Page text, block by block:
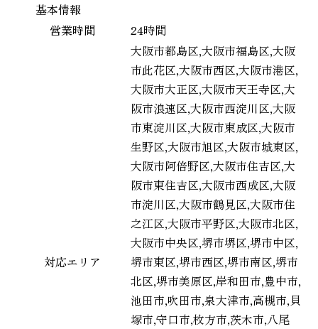
基本情報
営業時間
24時間
対応エリア
大阪市都島区,大阪市福島区,大阪
市此花区,大阪市西区,大阪市港区,
大阪市大正区,大阪市天王寺区,大
阪市浪速区,大阪市西淀川区,大阪
市東淀川区,大阪市東成区,大阪市
生野区,大阪市旭区,大阪市城東区,
大阪市阿倍野区,大阪市住吉区,大
阪市東住吉区,大阪市西成区,大阪
市淀川区,大阪市鶴見区,大阪市住
之江区,大阪市平野区,大阪市北区,
大阪市中央区,堺市堺区,堺市中区,
堺市東区,堺市西区,堺市南区,堺市
北区,堺市美原区,岸和田市,豊中市,
池田市,吹田市,泉大津市,高槻市,貝
塚市,守口市,枚方市,茨木市,八尾